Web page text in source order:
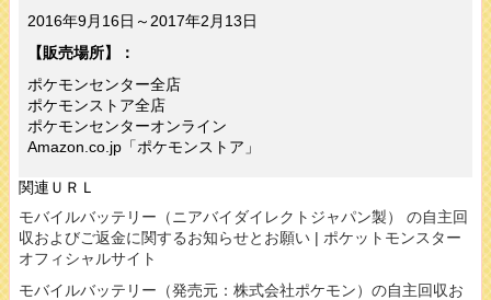
2016年9月16日～2017年2月13日
【販売場所】：
ポケモンセンター全店
ポケモンストア全店
ポケモンセンターオンライン
Amazon.co.jp「ポケモンストア」
関連ＵＲＬ
モバイルバッテリー（ニアバイダイレクトジャパン製） の自主回
収およびご返金に関するお知らせとお願い | ポケットモンスター
オフィシャルサイト
モバイルバッテリー（発売元：株式会社ポケモン）の自主回収お